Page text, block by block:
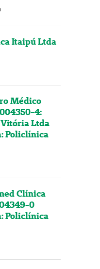
Itaipú Ltda
Médico
4:
Ltda
Policlínica
Clínica
0
Policlínica